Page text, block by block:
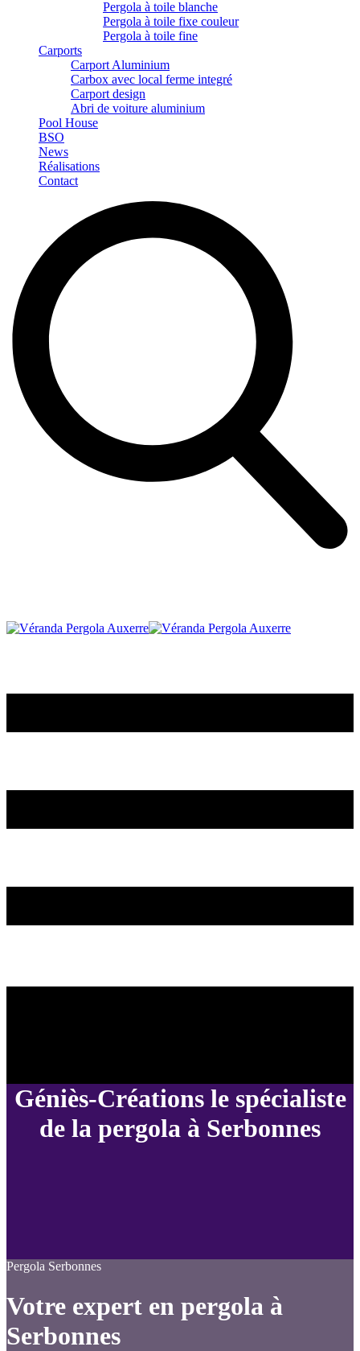
Pergola à toile blanche
Pergola à toile fixe couleur
Pergola à toile fine
Carports
Carport Aluminium
Carbox avec local ferme integré
Carport design
Abri de voiture aluminium
Pool House
BSO
News
Réalisations
Contact
Géniès-Créations le spécialiste
de la pergola à Serbonnes
Pergola Serbonnes
Votre expert en pergola à
Serbonnes